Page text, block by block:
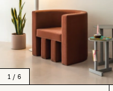
1 / 6